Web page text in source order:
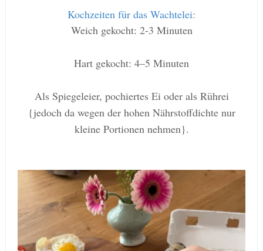
Kochzeiten für das Wachtelei:
Weich gekocht: 2-3 Minuten
Hart gekocht: 4–5 Minuten
Als Spiegeleier, pochiertes Ei oder als Rührei
{jedoch da wegen der hohen Nährstoffdichte nur
kleine Portionen nehmen}.